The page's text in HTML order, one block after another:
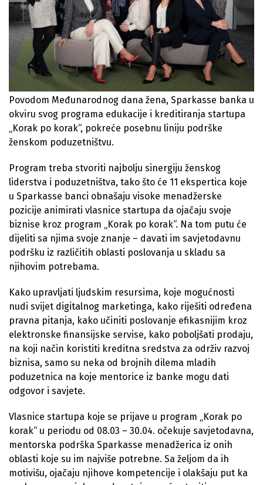
Povodom Međunarodnog dana žena, Sparkasse banka u
okviru svog programa edukacije i kreditiranja startupa
„Korak po korak“, pokreće posebnu liniju podrške
ženskom poduzetništvu.
Program treba stvoriti najbolju sinergiju ženskog
liderstva i poduzetništva, tako što će 11 ekspertica koje
u Sparkasse banci obnašaju visoke menadžerske
pozicije animirati vlasnice startupa da ojačaju svoje
biznise kroz program „Korak po korak“. Na tom putu će
dijeliti sa njima svoje znanje – davati im savjetodavnu
podršku iz različitih oblasti poslovanja u skladu sa
njihovim potrebama.
Kako upravljati ljudskim resursima, koje mogućnosti
nudi svijet digitalnog marketinga, kako riješiti određena
pravna pitanja, kako učiniti poslovanje efikasnijim kroz
elektronske finansijske servise, kako poboljšati prodaju,
na koji način koristiti kreditna sredstva za održiv razvoj
biznisa, samo su neka od brojnih dilema mladih
poduzetnica na koje mentorice iz banke mogu dati
odgovor i savjete.
Vlasnice startupa koje se prijave u program „Korak po
korak“ u periodu od 08.03 – 30.04. očekuje savjetodavna,
mentorska podrška Sparkasse menadžerica iz onih
oblasti koje su im najviše potrebne. Sa željom da ih
motivišu, ojačaju njihove kompetencije i olakšaju put ka